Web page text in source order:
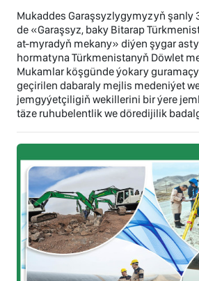
Mukaddes Garaşsyzlygymyzyň şanly
de «Garaşsyz, baky Bitarap
at-myradyň mekany» diýen şygar
hormatyna Türkmenistanyň Döwlet
Mukamlar köşgünde ýokary
geçirilen dabaraly mejlis medeniýet
jemgyýetçiligiň wekillerini bir ýere
täze ruhubelentlik we döredijilik